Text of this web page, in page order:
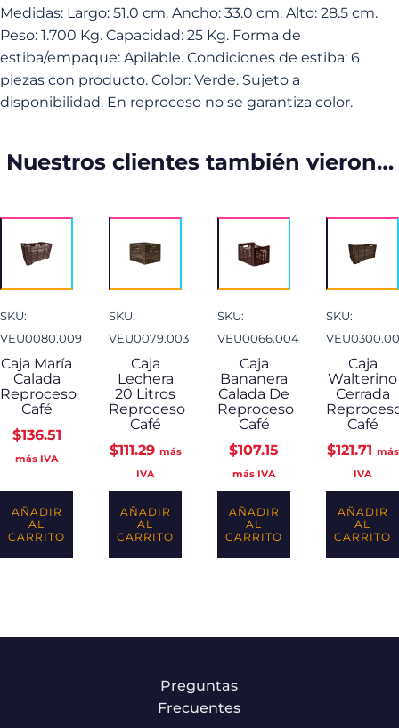
Medidas: Largo: 51.0 cm. Ancho: 33.0 cm. Alto: 28.5 cm.
Peso: 1.700 Kg. Capacidad: 25 Kg. Forma de
estiba/empaque: Apilable. Condiciones de estiba: 6
piezas con producto. Color: Verde. Sujeto a
disponibilidad. En reproceso no se garantiza color.
Nuestros clientes también vieron…
SKU:
VEU0080.009
Caja María
Calada
Reproceso
Café
$136.51
más IVA
AÑADIR
AL
CARRITO
SKU:
VEU0079.003
Caja
Lechera
20 Litros
Reproceso
Café
$111.29 más
IVA
AÑADIR
AL
CARRITO
SKU:
VEU0066.004
Caja
Bananera
Calada De
Reproceso
Café
$107.15
más IVA
AÑADIR
AL
CARRITO
SKU:
Caja
Walterino
Cerrada
Café
$121.71 más
IVA
AÑADIR
AL
CARRITO
Preguntas
Frecuentes